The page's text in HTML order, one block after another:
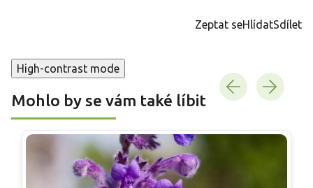
Zeptat seHlídatSdílet
High-contrast mode
Mohlo by se vám také líbit